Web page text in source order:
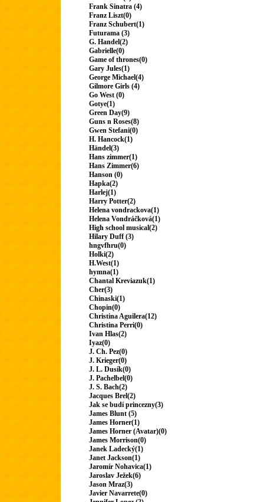
Frank Sinatra (4)
Franz Liszt(0)
Franz Schubert(1)
Futurama (3)
G. Handel(2)
Gabrielle(0)
Game of thrones(0)
Gary Jules(1)
George Michael(4)
Gilmore Girls (4)
Go West (0)
Gotye(1)
Green Day(9)
Guns n Roses(8)
Gwen Stefani(0)
H. Hancock(1)
Händel(3)
Hans zimmer(1)
Hans Zimmer(6)
Hanson (0)
Hapka(2)
Harlej(1)
Harry Potter(2)
Helena vondrackova(1)
Helena Vondráčková(1)
High school musical(2)
Hilary Duff (3)
hngvfhru(0)
Holki(2)
H.West(1)
hymna(1)
Chantal Kreviazuk(1)
Cher(3)
Chinaski(1)
Chopin(0)
Christina Aguilera(12)
Christina Perri(0)
Ivan Hlas(2)
Iyaz(0)
J. Ch. Pez(0)
J. Krieger(0)
J. L. Dusík(0)
J. Pachelbel(0)
J. S. Bach(2)
Jacques Brel(2)
Jak se budí princezny(3)
James Blunt (5)
James Horner(1)
James Horner (Avatar)(0)
James Morrison(0)
Janek Ladecký(1)
Janet Jackson(1)
Jaromír Nohavica(1)
Jaroslav Ježek(6)
Jason Mraz(3)
Javier Navarrete(0)